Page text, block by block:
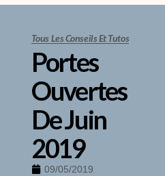
Tous Les Conseils Et Tutos
Portes
Ouvertes
De Juin
2019
09/05/2019